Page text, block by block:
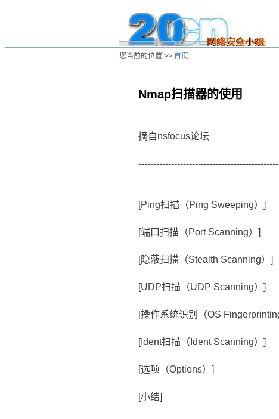
您当前的位置 >> 首页
Nmap扫描器的使用
摘自nsfocus论坛
[Ping扫描（Ping Sweeping）]
[端口扫描（Port Scanning）]
[隐蔽扫描（Stealth Scanning）]
[UDP扫描（UDP Scanning）]
[操作系统识别（OS
[Ident扫描（Ident Scanning）]
[选项（Options）]
[小结]